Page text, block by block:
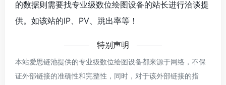
的数据则需要找专业级数位绘图设备的站长进行洽谈提
供。如该站的IP、PV、跳出率等！
特别声明
本站爱思链池提供的专业级数位绘图设备都来源于网络，不保
证外部链接的准确性和完整性，同时，对于该外部链接的指